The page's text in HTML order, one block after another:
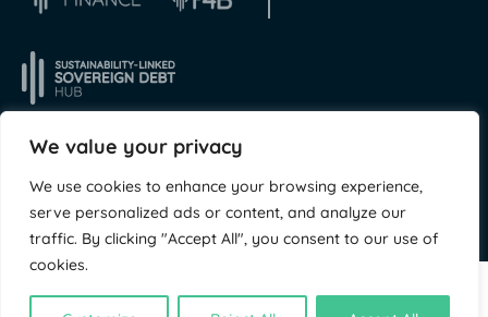
We value your privacy
We use cookies to enhance your browsing experience,
serve personalized ads or content, and analyze our
traffic. By clicking "Accept All", you consent to our use of
cookies.
© NatureFinance 2026 Sitio web deJory & Co